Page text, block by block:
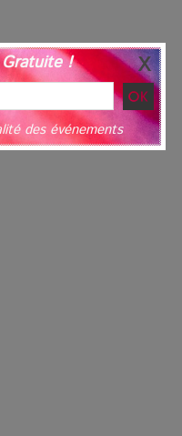
!
des événements